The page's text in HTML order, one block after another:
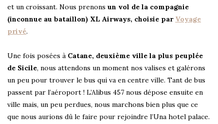
et un croissant. Nous prenons un vol de la compagnie
(inconnue au bataillon) XL Airways, choisie par Voyage
privé.
Une fois posées à Catane, deuxième ville la plus peuplée
de Sicile, nous attendons un moment nos valises et galérons
un peu pour trouver le bus qui va en centre ville. Tant de bus
passent par l’aéroport ! L’Alibus 457 nous dépose ensuite en
ville mais, un peu perdues, nous marchons bien plus que ce
que nous aurions dû le faire pour rejoindre l’Una hotel palace.